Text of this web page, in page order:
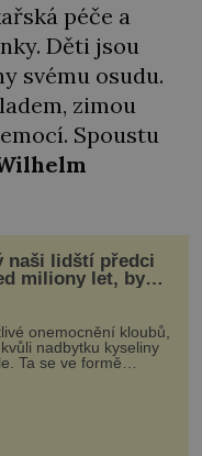
péče a
Děti jsou
svému osudu.
zimou
Spoustu
naši lidští předci
miliony let, by
s léčbou
onemocnění kloubů,
nadbytku kyseliny
Ta se ve formě
bole...